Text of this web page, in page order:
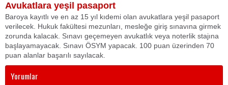
Avukatlara yeşil pasaport
Baroya kayıtlı ve en az 15 yıl kıdemi olan avukatlara yeşil pasaport
verilecek. Hukuk fakültesi mezunları, mesleğe giriş sınavına girmek
zorunda kalacak. Sınavı geçemeyen avukatlık veya noterlik stajına
başlayamayacak. Sınavı ÖSYM yapacak. 100 puan üzerinden 70
puan alanlar başarılı sayılacak.
Yorumlar